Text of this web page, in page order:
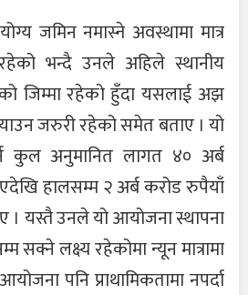
जमिन नमास्ने अवस्थामा मात्र
भन्दै उनले अहिले स्थानीय
जिम्मा रहेको हुँदा यसलाई अझ
जरुरी रहेको समेत बताए । यो
कुल अनुमानित लागत ४० अर्ब
हालसम्म २ अर्ब करोड रुपैयाँ
। यस्तै उनले यो आयोजना स्थापना
सक्ने लक्ष्य रहेकोमा न्यून मात्रामा
पनि प्राथामिकतामा नपर्दा